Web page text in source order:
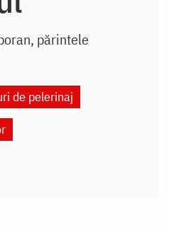
părintele
de pelerinaj